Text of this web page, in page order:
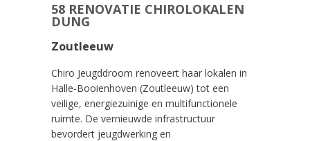
58 RENOVATIE CHIROLOKALEN
DUNG
Zoutleeuw
Chiro Jeugddroom renoveert haar lokalen in
Halle-Booienhoven (Zoutleeuw) tot een
veilige, energiezuinige en multifunctionele
ruimte. De vernieuwde infrastructuur
bevordert jeugdwerking en